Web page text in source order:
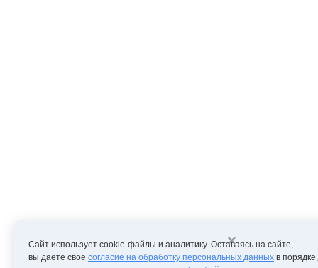
×
Сайт использует cookie-файлы и аналитику. Оставаясь на сайте,
вы даете свое согласие на обработку персональных данных в порядке,